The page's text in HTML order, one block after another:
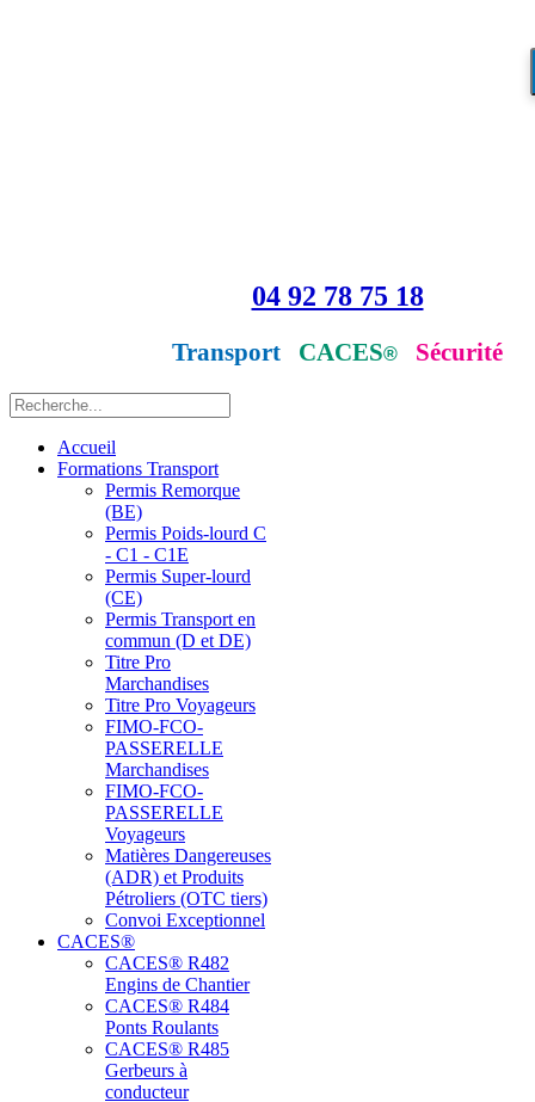
04 92 78 75 18
Transport CACES® Sécurité
Accueil
Formations Transport
Permis Remorque
(BE)
Permis Poids-lourd C
- C1 - C1E
Permis Super-lourd
(CE)
Permis Transport en
commun (D et DE)
Titre Pro
Marchandises
Titre Pro Voyageurs
FIMO-FCO-
PASSERELLE
Marchandises
FIMO-FCO-
PASSERELLE
Voyageurs
Matières Dangereuses
(ADR) et Produits
Pétroliers (OTC tiers)
Convoi Exceptionnel
CACES®
CACES® R482
Engins de Chantier
CACES® R484
Ponts Roulants
CACES® R485
Gerbeurs à
conducteur